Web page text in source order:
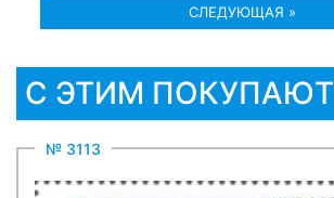
СЛЕДУЮЩАЯ »
С ЭТИМ ПОКУПАЮТ
№ 3113